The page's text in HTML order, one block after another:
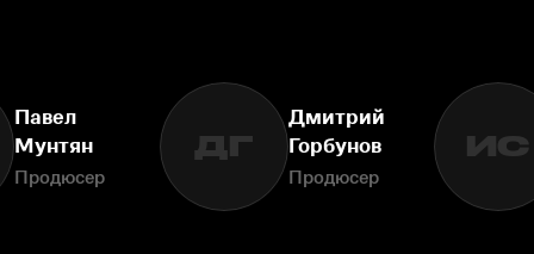
Павел
Мунтян
Продюсер
ДГ
Дмитрий
Горбунов
Продюсер
ИС